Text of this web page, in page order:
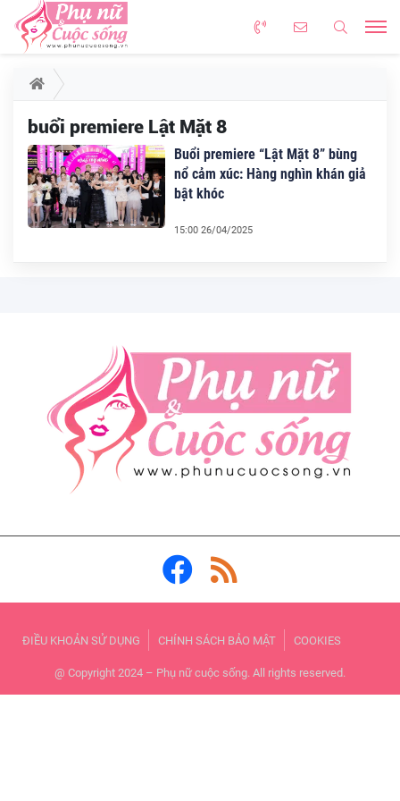
buổi premiere Lật Mặt 8
Buổi premiere “Lật Mặt 8” bùng
nổ cảm xúc: Hàng nghìn khán giả
bật khóc
15:00 26/04/2025
ĐIỀU KHOẢN SỬ DỤNG CHÍNH SÁCH BẢO MẬT COOKIES
@ Copyright 2024 – Phụ nữ cuộc sống. All rights reserved.